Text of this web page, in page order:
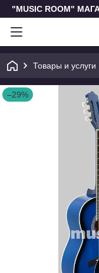
"MUSIC ROOM"
Товары и услуги
–29%